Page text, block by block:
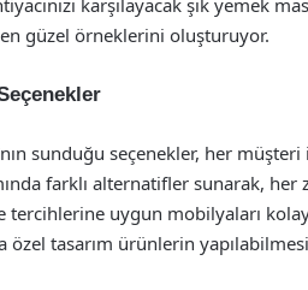
karşılayacak şık yemek
güzel örneklerini oluşturuyor.
sunduğu seçenekler, her
farklı alternatifler sunarak, her
uygun mobilyaları
tasarım ürünlerin